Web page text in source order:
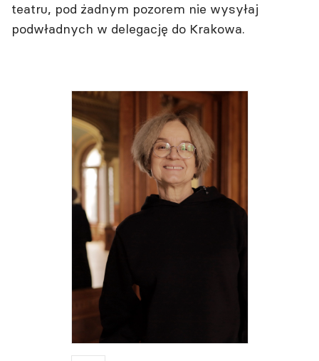
teatru, pod żadnym pozorem nie wysyłaj
podwładnych w delegację do Krakowa.